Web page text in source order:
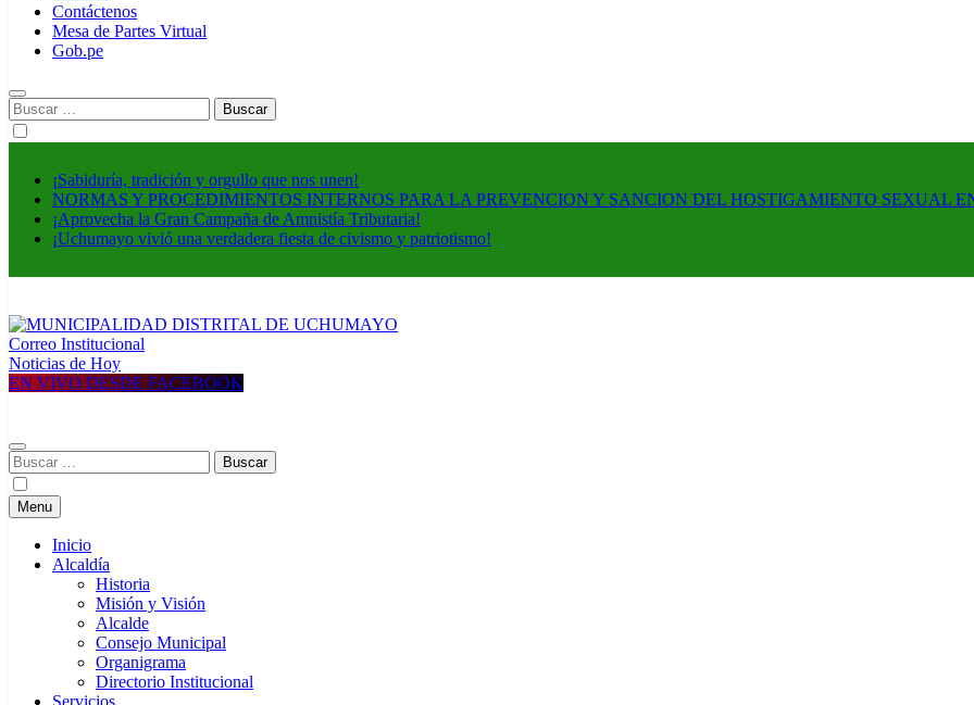
Contáctenos
Mesa de Partes Virtual
Gob.pe
Buscar:
¡Sabiduría, tradición y orgullo que nos unen!
NORMAS Y PROCEDIMIENTOS INTERNOS PARA LA PREVENCION Y SANCION DEL HOSTIGAMIENTO SEXUAL
¡Aprovecha la Gran Campaña de Amnistía Tributaria!
¡Uchumayo vivió una verdadera fiesta de civismo y patriotismo!
MUNICIPALIDAD DISTRITAL DE UCHUMAYO
Construyendo una nueva Historia
Correo Institucional
Noticias de Hoy
EN VIVO DESDE FACEBOOK
Buscar:
Menu
Inicio
Alcaldía
Historia
Misión y Visión
Alcalde
Consejo Municipal
Organigrama
Directorio Institucional
Servicios